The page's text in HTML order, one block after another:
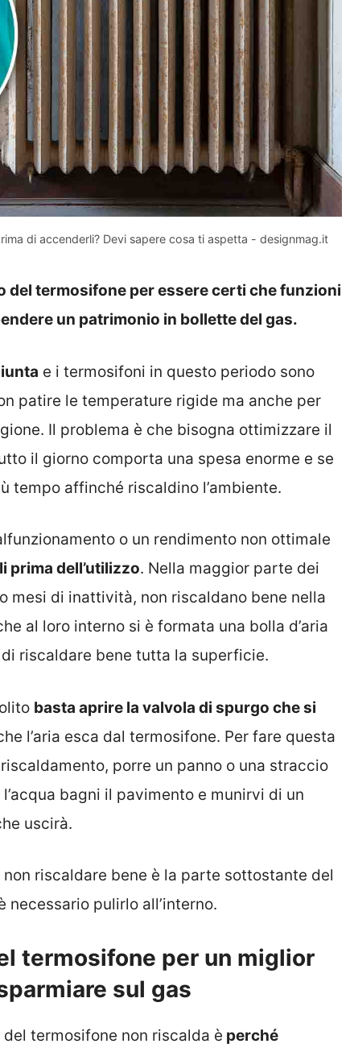
di accenderli? Devi sapere cosa ti aspetta - designmag.it
del termosifone per essere certi che funzioni
un patrimonio in bollette del gas.
e i termosifoni in questo periodo sono
patire le temperature rigide ma anche per
Il problema è che bisogna ottimizzare il
il giorno comporta una spesa enorme e se
tempo affinché riscaldino l’ambiente.
o un rendimento non ottimale
prima dell’utilizzo. Nella maggior parte dei
mesi di inattività, non riscaldano bene nella
al loro interno si è formata una bolla d’aria
riscaldare bene tutta la superficie.
basta aprire la valvola di spurgo che si
l’aria esca dal termosifone. Per fare questa
porre un panno o una straccio
bagni il pavimento e munirvi di un
uscirà.
riscaldare bene è la parte sottostante del
pulirlo all’interno.
termosifone per un miglior
sul gas
termosifone non riscalda è perché